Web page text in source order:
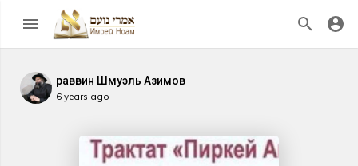
раввин Шмуэль Азимов
6 years ago